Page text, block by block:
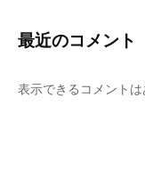
最近のコメント
表示できるコメントは